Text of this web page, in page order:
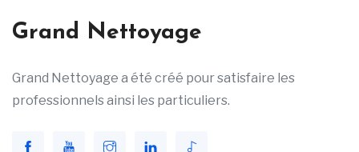
Grand Nettoyage
Grand Nettoyage a été créé pour satisfaire les
professionnels ainsi les particuliers.